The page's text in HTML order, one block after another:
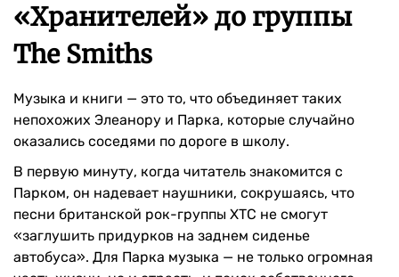
«Хранителей» до группы
The Smiths
Музыка и книги — это то, что объединяет таких
непохожих Элеанору и Парка, которые случайно
оказались соседями по дороге в школу.
В первую минуту, когда читатель знакомится с
Парком, он надевает наушники, сокрушаясь, что
песни британской рок-группы XTC не смогут
«заглушить придурков на заднем сиденье
автобуса». Для Парка музыка — не только огромная